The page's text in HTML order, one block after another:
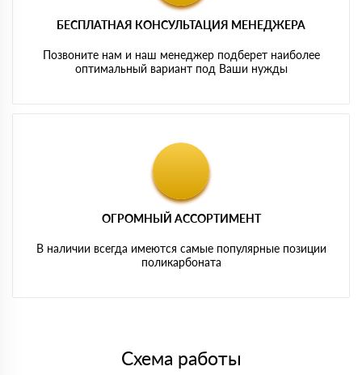
БЕСПЛАТНАЯ КОНСУЛЬТАЦИЯ МЕНЕДЖЕРА
Позвоните нам и наш менеджер подберет наиболее
оптимальный вариант под Ваши нужды
ОГРОМНЫЙ АССОРТИМЕНТ
В наличии всегда имеются самые популярные позиции
поликарбоната
Схема работы